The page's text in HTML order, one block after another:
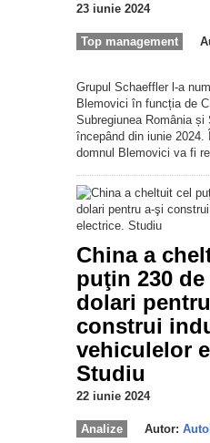
23 iunie 2024
Top management
Grupul Schaeffler l-a
Blemovici în funcția de
Subregiunea România și
începând din iunie 2024.
domnul Blemovici va fi
China a
puţin 230
dolari
construi
vehiculelor
Studiu
22 iunie 2024
Analize Autor: